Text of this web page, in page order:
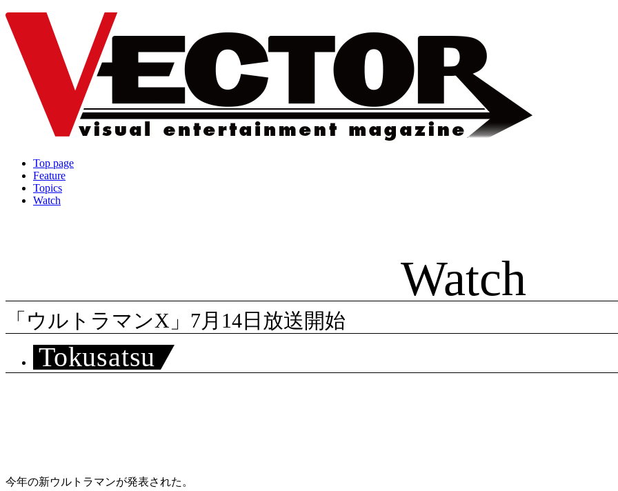
Top page
Feature
Topics
Watch
Watch
「ウルトラマンX」7月14日放送開始
Tokusatsu
今年の新ウルトラマンが発表された。